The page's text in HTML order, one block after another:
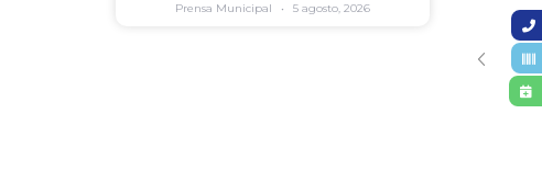
Prensa Municipal 5 agosto, 2026